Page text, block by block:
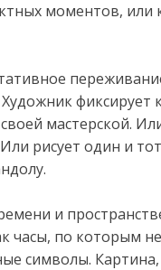
моментов,
фиксирует
мастерской.
рисует один и
и
часы, по которым
символы.